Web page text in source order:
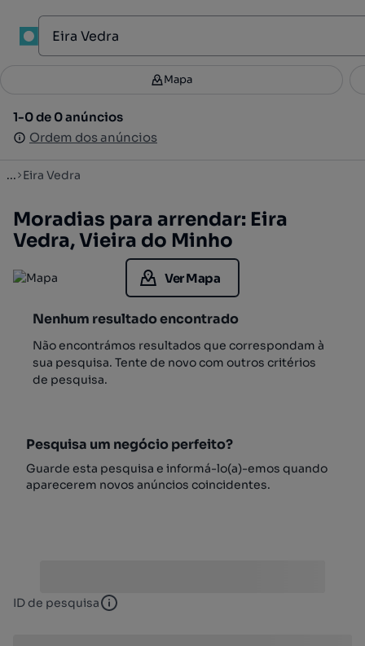
Filtros 3
1-0 de 0 anúncios
Ordem dos anúncios
Mapa
1-0 de 0 anúncios
Ordem dos anúncios
... Eira Vedra
Moradias para arrendar: Eira
Vedra, Vieira do Minho
Ver Mapa
Nenhum resultado encontrado
Não encontrámos resultados que correspondam à
sua pesquisa. Tente de novo com outros critérios
de pesquisa.
Pesquisa um negócio perfeito?
Guarde esta pesquisa e informá-lo(a)-emos quando
aparecerem novos anúncios coincidentes.
ID de pesquisa ID de pesquisa